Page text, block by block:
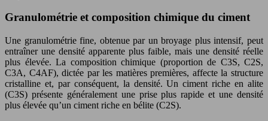
Granulométrie et composition chimique du ciment
Une granulométrie fine, obtenue par un broyage plus intensif, peut
entraîner une densité apparente plus faible, mais une densité réelle
plus élevée. La composition chimique (proportion de C3S, C2S,
C3A, C4AF), dictée par les matières premières, affecte la structure
cristalline et, par conséquent, la densité. Un ciment riche en alite
(C3S) présente généralement une prise plus rapide et une densité
plus élevée qu’un ciment riche en bélite (C2S).